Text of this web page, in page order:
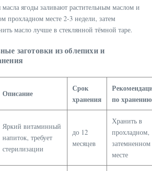
ягоды заливают растительным маслом и
прохладном месте 2-3 недели, затем
масло лучше в стеклянной тёмной таре.
заготовки из облепихи и
Описание
Срок
хранения
по хранению
Яркий витаминный
напиток, требует
стерилизации
до 12
месяцев
Хранить в
прохладном,
затемненном
месте